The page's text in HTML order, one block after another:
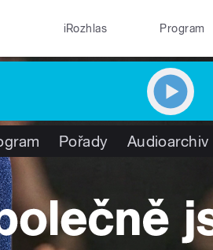
iRozhlas Program
Pořady Audioarchiv